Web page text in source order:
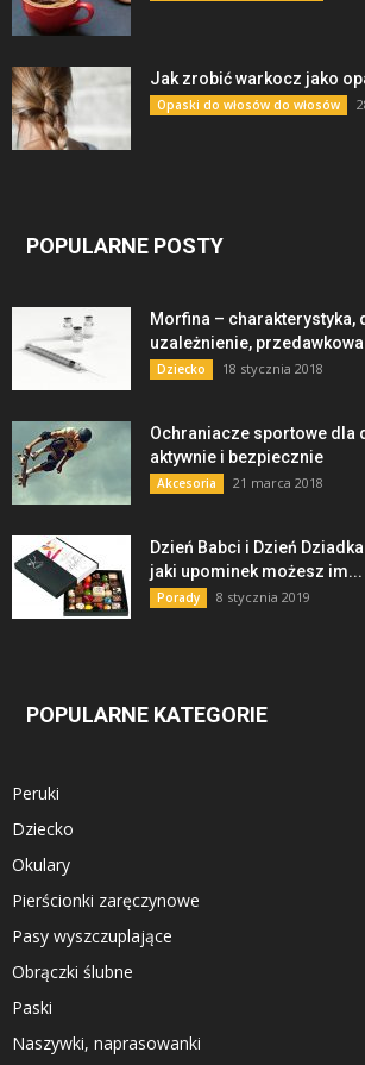
Jak zrobić warkocz jako
Opaski do włosów do włosów
POPULARNE POSTY
Morfina – charakterystyka,
uzależnienie,
Dziecko 18 stycznia 2018
Ochraniacze sportowe dla
aktywnie i bezpiecznie
Akcesoria 21 marca 2018
Dzień Babci i Dzień
jaki upominek możesz im...
Porady 8 stycznia 2019
POPULARNE KATEGORIE
Peruki
Dziecko
Okulary
Pierścionki zaręczynowe
Pasy wyszczuplające
Obrączki ślubne
Paski
Naszywki, naprasowanki